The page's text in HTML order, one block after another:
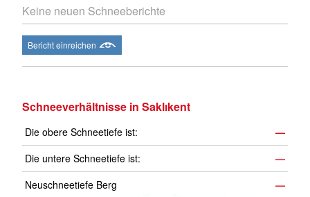
Keine neuen Schneeberichte
Bericht einreichen
Schneeverhältnisse in Saklıkent
Die obere Schneetiefe ist:
—
Die untere Schneetiefe ist:
—
Neuschneetiefe Berg
—